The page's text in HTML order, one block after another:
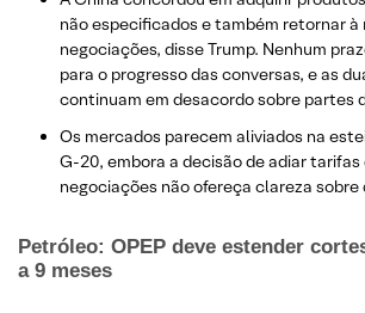
não especificados e também retornar à
negociações, disse Trump. Nenhum
para o progresso das conversas, e as
continuam em desacordo sobre partes
Os mercados parecem aliviados na
G-20, embora a decisão de adiar tarifas
negociações não ofereça clareza
Petróleo: OPEP deve estender
a 9 meses